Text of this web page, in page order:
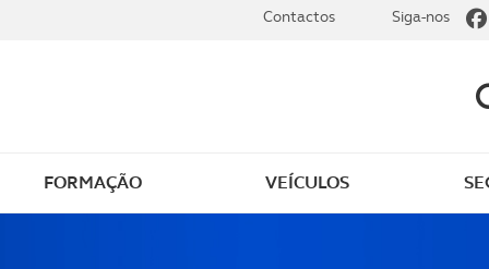
FORMAÇÃO VEÍCULOS
Contactos Siga-nos